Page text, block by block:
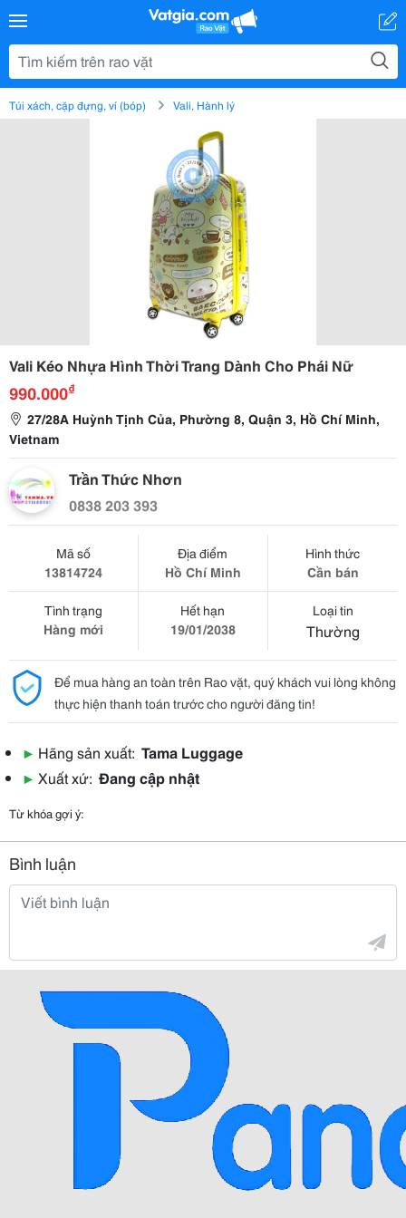
Túi xách, cặp đựng, ví (bóp) Vali, Hành lý
Vali Kéo Nhựa Hình Thời Trang Dành Cho Phái Nữ
990.000₫
27/28A Huỳnh Tịnh Của, Phường 8, Quận 3, Hồ Chí Minh,
Vietnam
Trần Thức Nhơn
0838 203 393
Mã số
13814724
Địa điểm
Hồ Chí Minh
Hình thức
Cần bán
Tình trạng
Hàng mới
Hết hạn
19/01/2038
Loại tin
Thường
Để mua hàng an toàn trên Rao vặt, quý khách vui lòng không
thực hiện thanh toán trước cho người đăng tin!
▶ Hãng sản xuất: Tama Luggage
▶ Xuất xứ: Đang cập nhật
Từ khóa gợi ý:
Bình luận